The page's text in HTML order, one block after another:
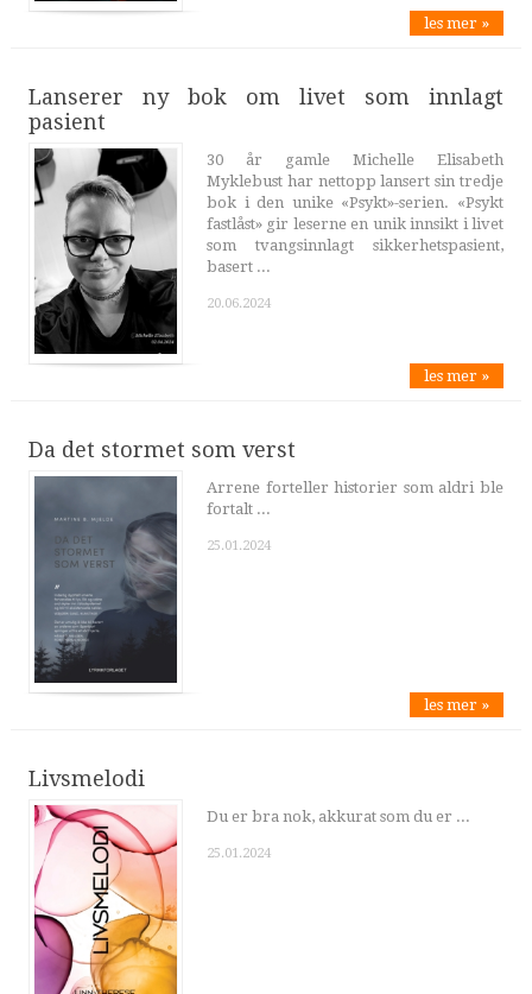
les mer »
Lanserer ny bok om livet som innlagt
pasient
30 år gamle Michelle Elisabeth
Myklebust har nettopp lansert sin tredje
bok i den unike «Psykt»-serien. «Psykt
fastlåst» gir leserne en unik innsikt i livet
som tvangsinnlagt sikkerhetspasient,
basert ...
20.06.2024
les mer »
Da det stormet som verst
Arrene forteller historier som aldri ble
fortalt ...
25.01.2024
les mer »
Livsmelodi
Du er bra nok, akkurat som du er ...
25.01.2024